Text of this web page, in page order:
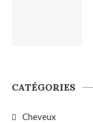
CATÉGORIES
Cheveux